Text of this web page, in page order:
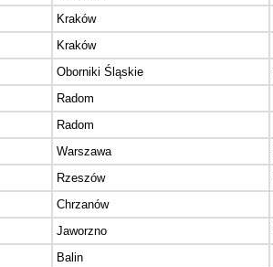
Kraków
Kraków
Oborniki Śląskie
Radom
Radom
Warszawa
Rzeszów
Chrzanów
Jaworzno
Balin